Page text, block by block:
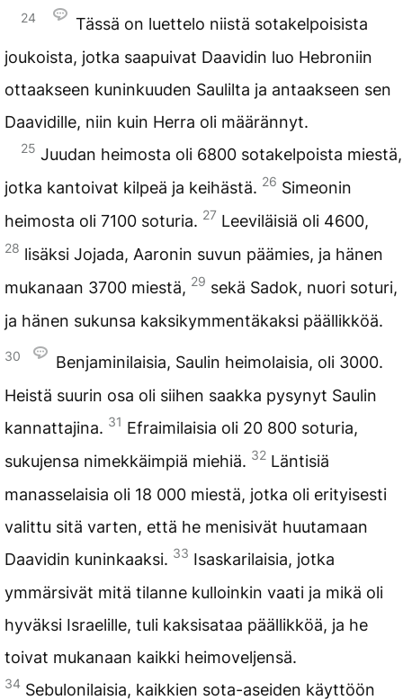
24
Tässä on luettelo niistä sotakelpoisista
joukoista, jotka saapuivat Daavidin luo Hebroniin
ottaakseen kuninkuuden Saulilta ja antaakseen sen
Daavidille, niin kuin Herra oli määrännyt.
25 Juudan heimosta oli 6800 sotakelpoista miestä,
jotka kantoivat kilpeä ja keihästä. 26 Simeonin
heimosta oli 7100 soturia. 27 Leeviläisiä oli 4600,
28 lisäksi Jojada, Aaronin suvun päämies, ja hänen
mukanaan 3700 miestä, 29 sekä Sadok, nuori soturi,
ja hänen sukunsa kaksikymmentäkaksi päällikköä.
30
Benjaminilaisia, Saulin heimolaisia, oli 3000.
Heistä suurin osa oli siihen saakka pysynyt Saulin
kannattajina. 31 Efraimilaisia oli 20 800 soturia,
sukujensa nimekkäimpiä miehiä. 32 Läntisiä
manasselaisia oli 18 000 miestä, jotka oli erityisesti
valittu sitä varten, että he menisivät huutamaan
Daavidin kuninkaaksi. 33 Isaskarilaisia, jotka
ymmärsivät mitä tilanne kulloinkin vaati ja mikä oli
hyväksi Israelille, tuli kaksisataa päällikköä, ja he
toivat mukanaan kaikki heimoveljensä.
34 Sebulonilaisia, kaikkien sota-aseiden käyttöön